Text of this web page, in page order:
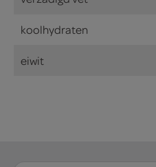
koolhydraten
eiwit